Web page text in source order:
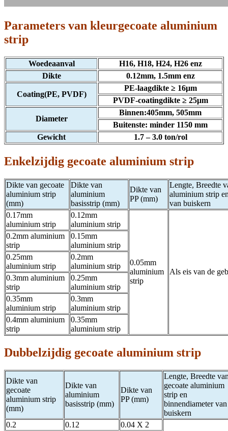
Parameters van kleurgecoate aluminium
strip
Woedeaanval
H16, H18, H24, H26 enz
Dikte
0.12mm, 1.5mm enz
Coating(PE, PVDF)
PE-laagdikte ≥ 16μm
PVDF-coatingdikte ≥ 25μm
Diameter
Binnen:405mm, 505mm
Buitenste: minder 1150 mm
Gewicht
1.7 – 3.0 ton/rol
Enkelzijdig gecoate aluminium strip
Dikte van gecoate
aluminium strip
(mm)
Dikte van
aluminium
basisstrip (mm)
Dikte van
PP (mm)
Lengte, Breedte
aluminium strip
van buiskern
0.17mm
aluminium strip
0.12mm
aluminium strip
0.05mm
aluminium
strip
Als eis van de
0.2mm aluminium
strip
0.15mm
aluminium strip
0.25mm
aluminium strip
0.2mm
aluminium strip
0.3mm aluminium
strip
0.25mm
aluminium strip
0.35mm
aluminium strip
0.3mm
aluminium strip
0.4mm aluminium
strip
0.35mm
aluminium strip
Dubbelzijdig gecoate aluminium strip
Dikte van
gecoate
aluminium strip
(mm)
Dikte van
aluminium
basisstrip (mm)
Dikte van
PP (mm)
Lengte, Breedte
gecoate aluminium
strip en
binnendiameter van
buiskern
0.2
0.12 0.04 X 2